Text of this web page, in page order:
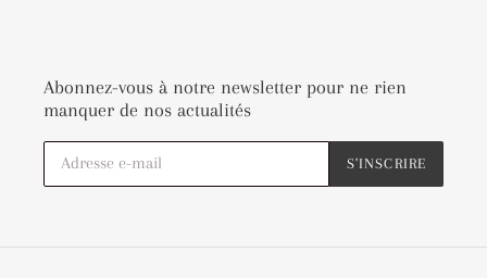
Abonnez-vous à notre newsletter pour ne rien
manquer de nos actualités
S'INSCRIRE